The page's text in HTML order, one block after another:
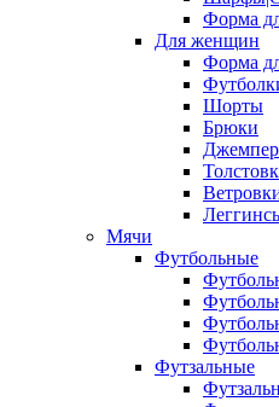
Форма
Для женщин
Форма
Шорты
Брюки
Мячи
Футбольные
Футзальные